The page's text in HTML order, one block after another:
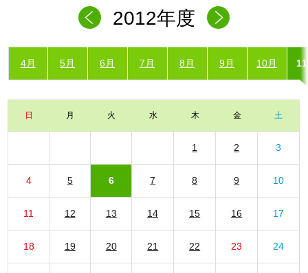
2012年度
4月 5月 6月 7月 8月 9月 10月
日 月 火 水 木 金 土
1 2 3
4 5 6 7 8 9 10
11 12 13 14 15 16 17
18 19 20 21 22 23 24